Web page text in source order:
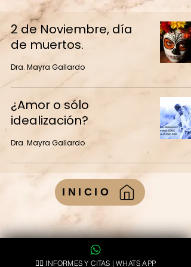
2 de Noviembre, día
de muertos.
Dra. Mayra Gallardo
¿Amor o sólo
idealización?
Dra. Mayra Gallardo
INICIO
👉🏻 INFORMES Y CITAS | WHATS APP